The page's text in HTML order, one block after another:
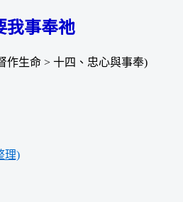
我事奉祂
作生命 > 十四、忠心與事奉)
理)